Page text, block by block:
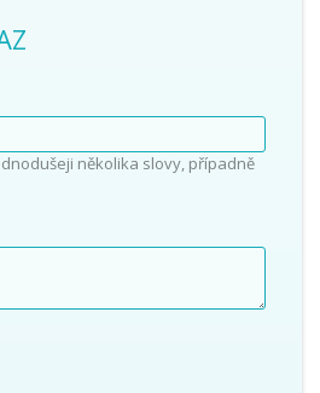
několika slovy, případně